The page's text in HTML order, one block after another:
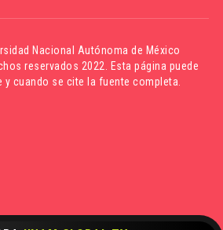
Nacional Autónoma de México
reservados 2022. Esta página puede
y cuando se cite la fuente completa.